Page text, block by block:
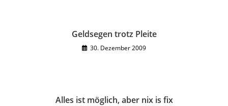
Geldsegen trotz Pleite
30. Dezember 2009
Alles ist möglich, aber nix is fix